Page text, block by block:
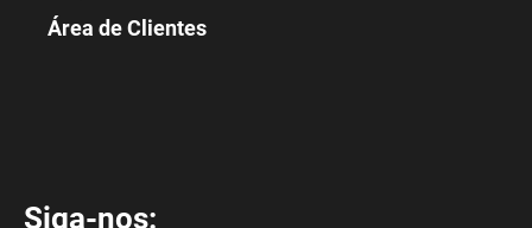
Área de Clientes
Siga-nos: